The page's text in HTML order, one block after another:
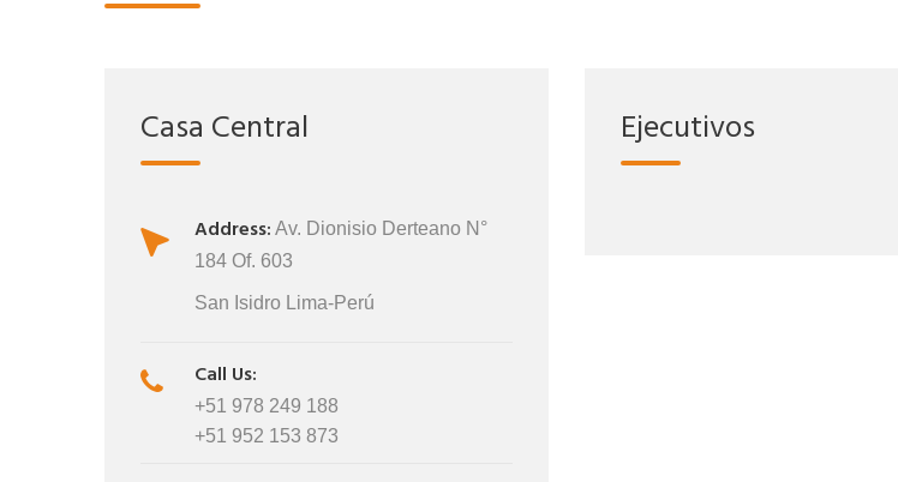
Casa Central
Address: Av. Dionisio Derteano N°
184 Of. 603
San Isidro Lima-Perú
Call Us:
+51 978 249 188
+51 952 153 873
Ejecutivos